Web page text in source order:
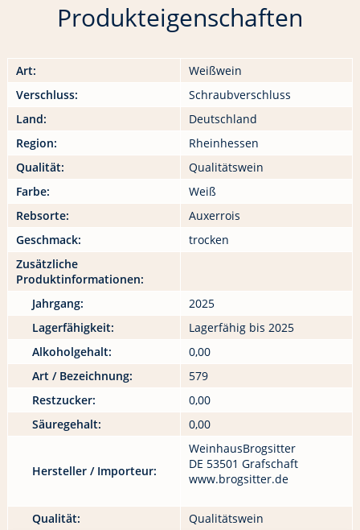
Produkteigenschaften
Art:
Weißwein
Verschluss:
Schraubverschluss
Land:
Deutschland
Region:
Rheinhessen
Qualität:
Qualitätswein
Farbe:
Weiß
Rebsorte:
Auxerrois
Geschmack:
trocken
Zusätzliche
Produktinformationen:
Jahrgang:
2025
Lagerfähigkeit:
Lagerfähig bis 2025
Alkoholgehalt:
0,00
Art / Bezeichnung:
579
Restzucker:
0,00
Säuregehalt:
0,00
Hersteller / Importeur:
WeinhausBrogsitter
DE 53501 Grafschaft
www.brogsitter.de
Qualität: Qualitätswein